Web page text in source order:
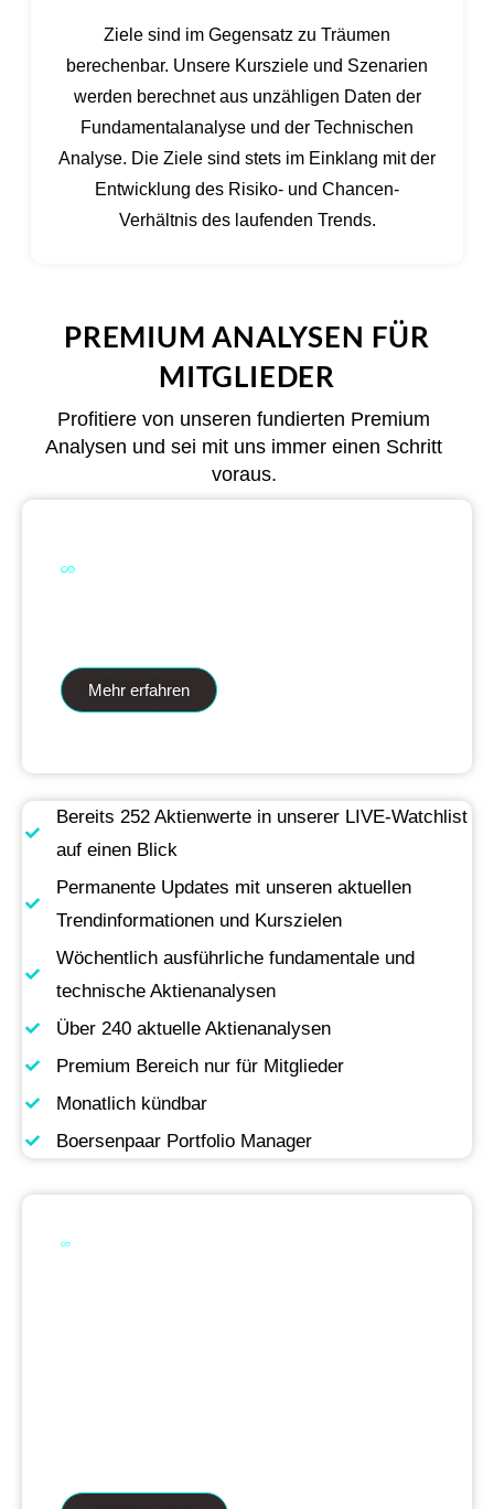
Ziele sind im Gegensatz zu Träumen
berechenbar. Unsere Kursziele und Szenarien
werden berechnet aus unzähligen Daten der
Fundamentalanalyse und der Technischen
Analyse. Die Ziele sind stets im Einklang mit der
Entwicklung des Risiko- und Chancen-
Verhältnis des laufenden Trends.
PREMIUM ANALYSEN FÜR
MITGLIEDER
Profitiere von unseren fundierten Premium
Analysen und sei mit uns immer einen Schritt
voraus.
Mehr erfahren
Bereits 252 Aktienwerte in unserer LIVE-Watchlist
auf einen Blick
Permanente Updates mit unseren aktuellen
Trendinformationen und Kurszielen
Wöchentlich ausführliche fundamentale und
technische Aktienanalysen
Über 240 aktuelle Aktienanalysen
Premium Bereich nur für Mitglieder
Monatlich kündbar
Boersenpaar Portfolio Manager